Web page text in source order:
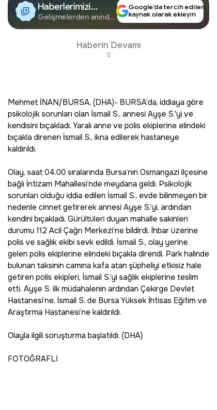
Haberlerimizi
Google'da Takip
Edin
Gelişmelerden anında
Google’da tercih edilen
kaynak olarak ekleyin
Haberin Devamı
Mehmet İNAN/BURSA, (DHA)- BURSA’da, iddiaya göre
psikolojik sorunları olan İsmail S., annesi Ayşe S.'yi ve
kendisini bıçakladı. Yaralı anne ve polis ekiplerine elindeki
bıçakla direnen İsmail S., ikna edilerek hastaneye
kaldırıldı.
Olay, saat 04.00 sıralarında Bursa’nın Osmangazi ilçesine
bağlı İntizam Mahallesi’nde meydana geldi. Psikolojik
sorunları olduğu iddia edilen İsmail S., evde bilinmeyen bir
nedenle cinnet getirerek annesi Ayşe S.’yi, ardından
kendini bıçakladı. Gürültüleri duyan mahalle sakinleri
durumu 112 Acil Çağrı Merkezi’ne bildirdi. İhbar üzerine
polis ve sağlık ekibi sevk edildi. İsmail S., olay yerine
gelen polis ekiplerine elindeki bıçakla direndi. Park halinde
bulunan taksinin camına kafa atan şüpheliyi etkisiz hale
getiren polis ekipleri, İsmail S.’yi sağlık ekiplerine teslim
etti. Ayşe S. ilk müdahalenin ardından Çekirge Devlet
Hastanesi’ne, İsmail S. de Bursa Yüksek İhtisas Eğitim ve
Araştırma Hastanesi’ne kaldırıldı.
Olayla ilgili soruşturma başlatıldı. (DHA)
FOTOĞRAFLI